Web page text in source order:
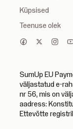
Küpsised
Teenuse olek
SumUp EU
väljastatud e-
nr 56, mis on
aadress:
Ettevõtte